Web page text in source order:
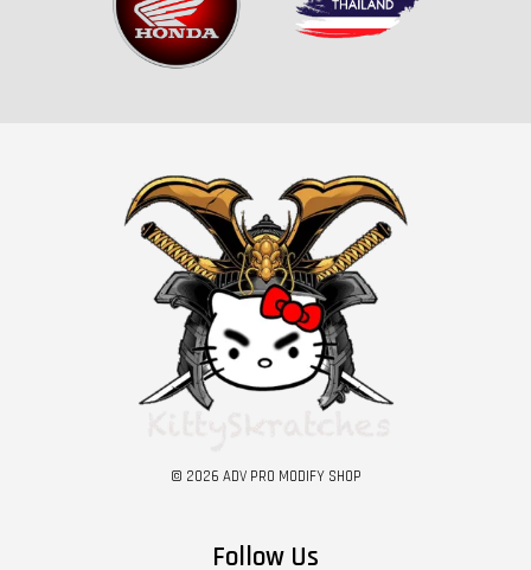
© 2026 ADV PRO MODIFY SHOP
Follow Us